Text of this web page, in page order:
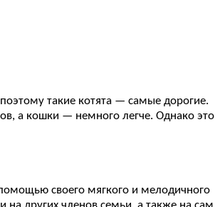
такие котята — самые дорогие.
а кошки — немного легче. Однако это
своего мягкого и мелодичного